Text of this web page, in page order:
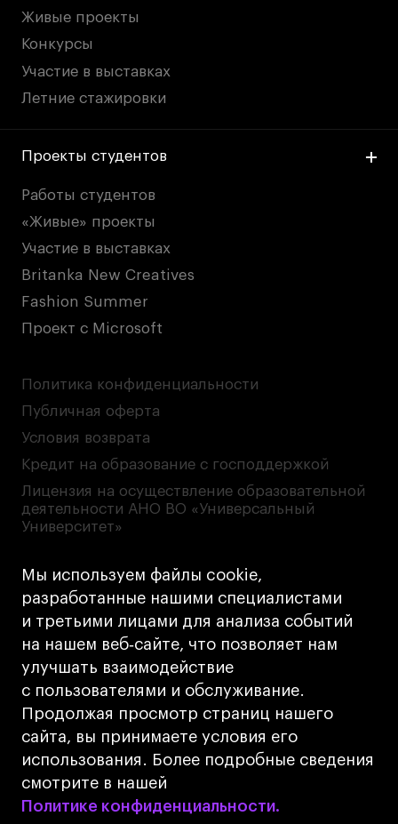
Мы используем файлы cookie,
разработанные нашими специалистами
и третьими лицами для анализа событий
на нашем веб‑сайте, что позволяет нам
улучшать взаимодействие
с пользователями и обслуживание.
Продолжая просмотр страниц нашего
сайта, вы принимаете условия его
использования. Более подробные сведения
смотрите в нашей
Политике конфиденциальности.
Политике конфиденциальности.
Живые проекты
Конкурсы
Участие в выставках
Летние стажировки
Проекты студентов
Работы студентов
«Живые» проекты
Участие в выставках
Britanka New Creatives
Fashion Summer
Проект с Microsoft
© 2026 БВШД
Политика конфиденциальности
Публичная оферта
Условия возврата
Кредит на образование с господдержкой
Лицензия на осуществление образовательной
деятельности АНО ВО «Универсальный
Университет»
Дизайн
Разработка
Cetera